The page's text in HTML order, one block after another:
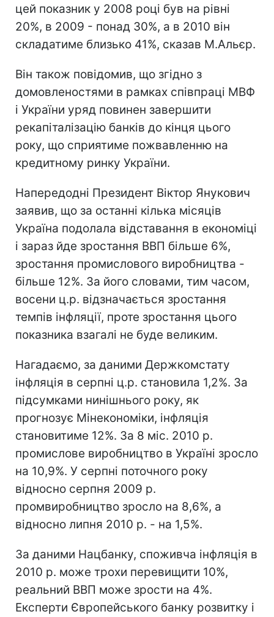
цей показник у 2008 році був на рівні
20%, в 2009 - понад 30%, а в 2010 він
складатиме близько 41%, сказав М.Альєр.
Він також повідомив, що згідно з
домовленостями в рамках співпраці МВФ
і України уряд повинен завершити
рекапіталізацію банків до кінця цього
року, що сприятиме пожвавленню на
кредитному ринку України.
Напередодні Президент Віктор Янукович
заявив, що за останні кілька місяців
Україна подолала відставання в економіці
і зараз йде зростання ВВП більше 6%,
зростання промислового виробництва -
більше 12%. За його словами, тим часом,
восени ц.р. відзначається зростання
темпів інфляції, проте зростання цього
показника взагалі не буде великим.
Нагадаємо, за даними Держкомстату
інфляція в серпні ц.р. становила 1,2%. За
підсумками нинішнього року, як
прогнозує Мінекономіки, інфляція
становитиме 12%. За 8 міс. 2010 р.
промислове виробництво в Україні зросло
на 10,9%. У серпні поточного року
відносно серпня 2009 р.
промвиробництво зросло на 8,6%, а
відносно липня 2010 р. - на 1,5%.
За даними Нацбанку, споживча інфляція в
2010 р. може трохи перевищити 10%,
реальний ВВП може зрости на 4%.
Експерти Європейського банку розвитку і